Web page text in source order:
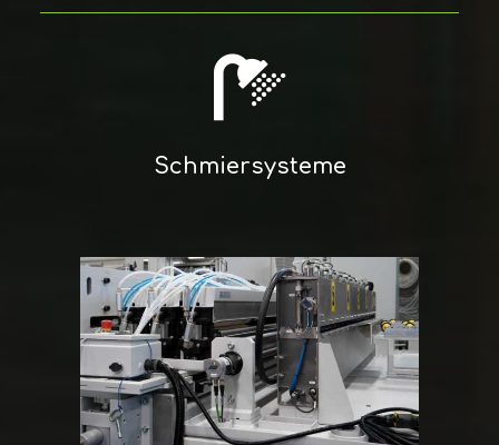
Schmiersysteme